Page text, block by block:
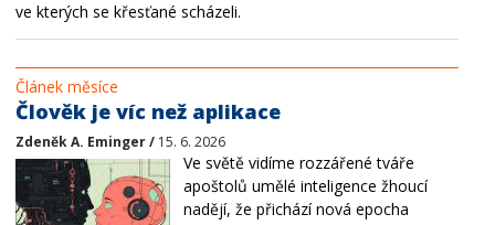
ve kterých se křesťané scházeli.
Článek měsíce
Člověk je víc než aplikace
Zdeněk A. Eminger / 15. 6. 2026
Ve světě vidíme rozzářené tváře
apoštolů umělé inteligence žhoucí
nadějí, že přichází nová epocha